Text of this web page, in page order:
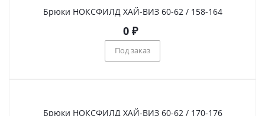
Брюки НОКСФИЛД ХАЙ-ВИЗ 60-62 / 158-164
0 ₽
Под заказ
Брюки НОКСФИЛД ХАЙ-ВИЗ 60-62 / 170-176